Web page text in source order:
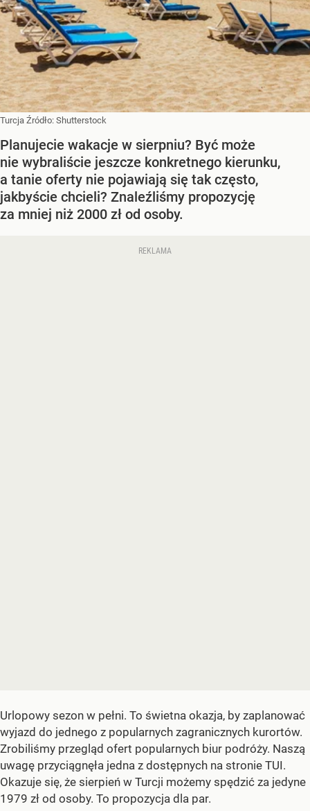
Turcja Źródło: Shutterstock
Planujecie wakacje w sierpniu? Być może
nie wybraliście jeszcze konkretnego kierunku,
a tanie oferty nie pojawiają się tak często,
jakbyście chcieli? Znaleźliśmy propozycję
za mniej niż 2000 zł od osoby.
Urlopowy sezon w pełni. To świetna okazja, by zaplanować
wyjazd do jednego z popularnych zagranicznych kurortów.
Zrobiliśmy przegląd ofert popularnych biur podróży. Naszą
uwagę przyciągnęła jedna z dostępnych na stronie TUI.
Okazuje się, że sierpień w Turcji możemy spędzić za jedyne
1979 zł od osoby. To propozycja dla par.